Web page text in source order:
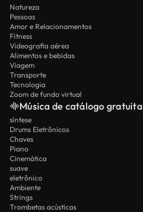
Natureza
Pessoas
Amor e Relacionamentos
Fitness
Videografia aérea
Alimentos e bebidas
Viagem
Transporte
Tecnologia
Zoom de fundo virtual
Música de catálogo gratuita
síntese
Drums Eletrônicos
Chaves
Piano
Cinemática
suave
eletrônico
Ambiente
Strings
Trombetas acústicas